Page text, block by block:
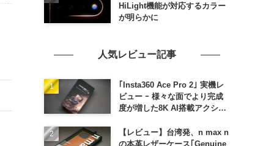
HiLight機能が対応するカラー
が明らかに
人気レビュー記事
｢Insta360 Ace Pro 2｣ 実機レ
ビュー ｰ 様々な面でより完成
度が増した8K AI搭載アクショ
【レビュー】台湾発、n max n
の本革レザーケース｢Genuine